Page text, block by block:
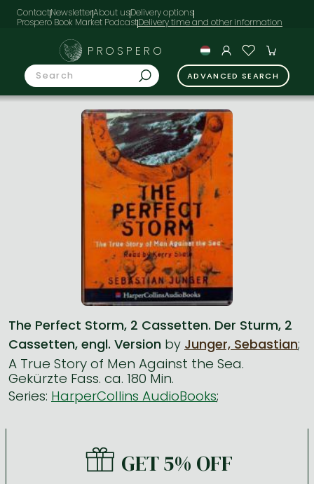
ContactNewsletterAbout usDelivery options
Prospero Book Market Podcast
All titles in stock
Comics, manga
Crime, detective stories, thriller
Comics, manga
Crime, detective stories, thriller
Fantasy
Jujutsu Kaisen manga series
László Krasznahorkai books
Imre Kertész books
Péter Esterházy books
David Szalay books
Krisztina Tóth books
Arts
Family, childcare, health
Language books, dictionaries
Computer science
Economics, business
Engineering
Medicine, veterinary science, pharmacy
PROSPERO
ADVANCED SEARCH
The Perfect Storm, 2 Cassetten. Der Sturm, 2
Cassetten, engl. Version by Junger, Sebastian;
A True Story of Men Against the Sea.
Gekürzte Fass. ca. 180 Min.
Series: HarperCollins AudioBooks;
GET 5% OFF